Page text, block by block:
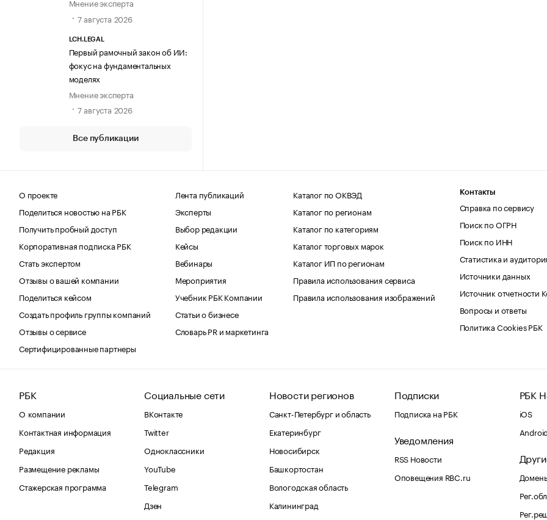
Мнение эксперта
7 августа 2026
LCH.LEGAL
Первый рамочный закон об ИИ:
фокус на фундаментальных
моделях
Мнение эксперта
7 августа 2026
Все публикации
О проекте
Поделиться новостью на РБК
Получить пробный доступ
Корпоративная подписка РБК
Стать экспертом
Отзывы о вашей компании
Поделиться кейсом
Создать профиль группы компаний
Отзывы о сервисе
Сертифицированные партнеры
Лента публикаций
Эксперты
Выбор редакции
Кейсы
Вебинары
Мероприятия
Учебник РБК Компании
Статьи о бизнесе
Словарь PR и маркетинга
Каталог по ОКВЭД
Каталог по регионам
Каталог по категориям
Каталог торговых марок
Каталог ИП по регионам
Правила использования сервиса
Правила использования изображений
Контакты
Справка по сервису
Поиск по ОГРН
Поиск по ИНН
Статистика и
Источники данных
Источник отчетности
Вопросы и ответы
Политика Cookies РБК
РБК
О компании
Контактная информация
Редакция
Размещение рекламы
Стажерская программа
Социальные сети
ВКонтакте
Twitter
Одноклассники
YouTube
Telegram
Дзен
Новости регионов
Санкт-Петербург и область
Екатеринбург
Новосибирск
Башкортостан
Вологодская область
Калининград
Подписки
Подписка на РБК
Уведомления
RSS Новости
Оповещения RBC.ru
РБК
iOS